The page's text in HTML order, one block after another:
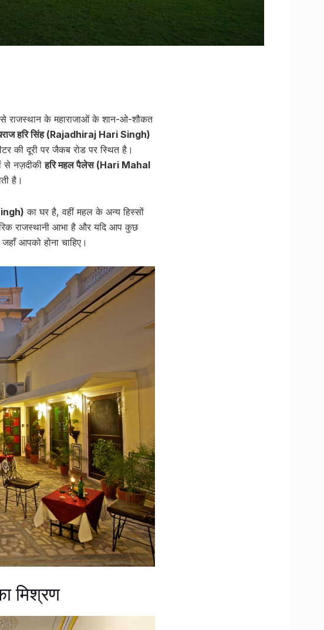
राजस्थान के महाराजाओं के शान-ओ-शौकत
हरि सिंह (Rajadhiraj Hari Singh)
की दूरी पर जैकब रोड पर स्थित है।
से नज़दीकीहरि महल पैलेस (Hari Mahal
है।
का घर है, वहीं महल के अन्य हिस्सों
राजस्थानी आभा है और यदि आप कुछ
आपको होना चाहिए।
मिश्रण